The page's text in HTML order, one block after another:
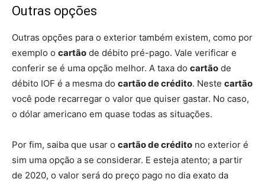
Outras opções
Outras opções para o exterior também existem, como por
exemplo o cartão de débito pré-pago. Vale verificar e
conferir se é uma opção melhor. A taxa do cartão de
débito IOF é a mesma do cartão de crédito. Neste cartão
você pode recarregar o valor que quiser gastar. No caso,
o dólar americano em quase todas as situações.
Por fim, saiba que usar o cartão de crédito no exterior é
sim uma opção a se considerar. E esteja atento; a partir
de 2020, o valor será do preço pago no dia exato da